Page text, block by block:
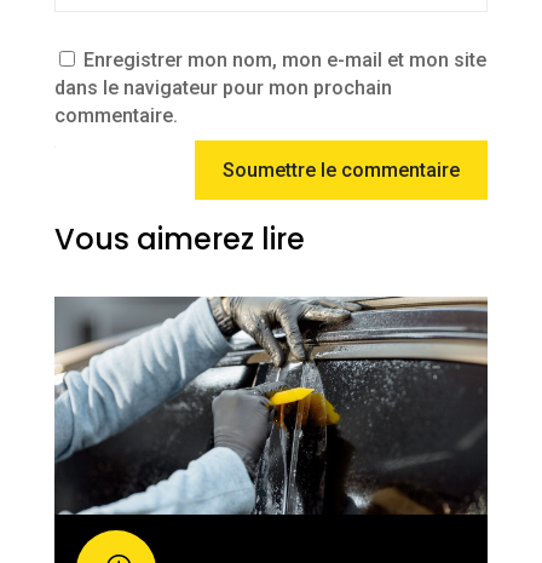
Enregistrer mon nom, mon e-mail et mon site
dans le navigateur pour mon prochain
commentaire.
Soumettre le commentaire
Vous aimerez lire